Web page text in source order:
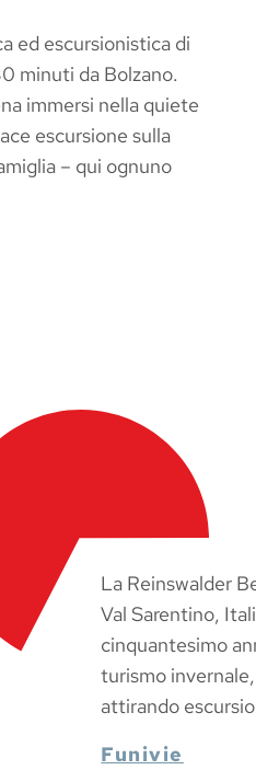
ed escursionistica di
minuti da Bolzano.
immersi nella quiete
escursione sulla
– qui ognuno
PARAPENDIO
La Reinswalder
Val Sarentino,
cinquantesimo
turismo
attirando
Funivie